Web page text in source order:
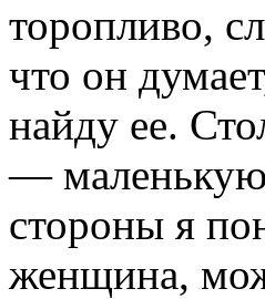
торопливо,
что он
найду ее.
— маленькую
стороны я
женщина,